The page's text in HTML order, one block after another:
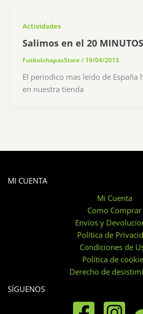
Actividades
Salimos en el 20 MINUTOS
FutbolchapasStore/ 19/04/2013
El periodico mas leido de España
en nuestra tienda
MI CUENTA
Mi Cuenta
Como Comprar
Envíos y
Política de
Condiciones de
Política de
Derecho de
SÍGUENOS